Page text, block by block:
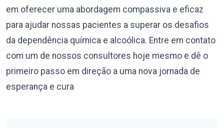
em oferecer uma abordagem compassiva e eficaz
para ajudar nossas pacientes a superar os desafios
da dependência química e alcoólica. Entre em contato
com um de nossos consultores hoje mesmo e dê o
primeiro passo em direção a uma nova jornada de
esperança e cura